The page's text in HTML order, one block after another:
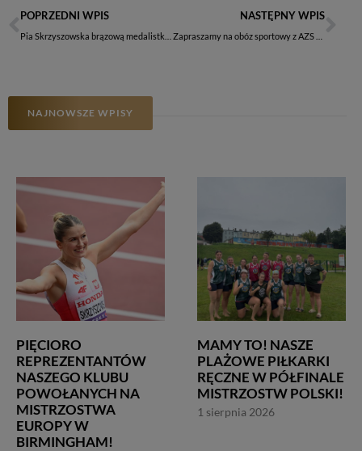
POPRZEDNI WPIS NASTĘPNY WPIS
NAJNOWSZE WPISY
PIĘCIORO
REPREZENTANTÓW
NASZEGO KLUBU
POWOŁANYCH NA
MISTRZOSTWA
EUROPY W
BIRMINGHAM!
MAMY TO! NASZE
PLAŻOWE PIŁKARKI
RĘCZNE W PÓŁFINALE
MISTRZOSTW POLSKI!
1 sierpnia 2026